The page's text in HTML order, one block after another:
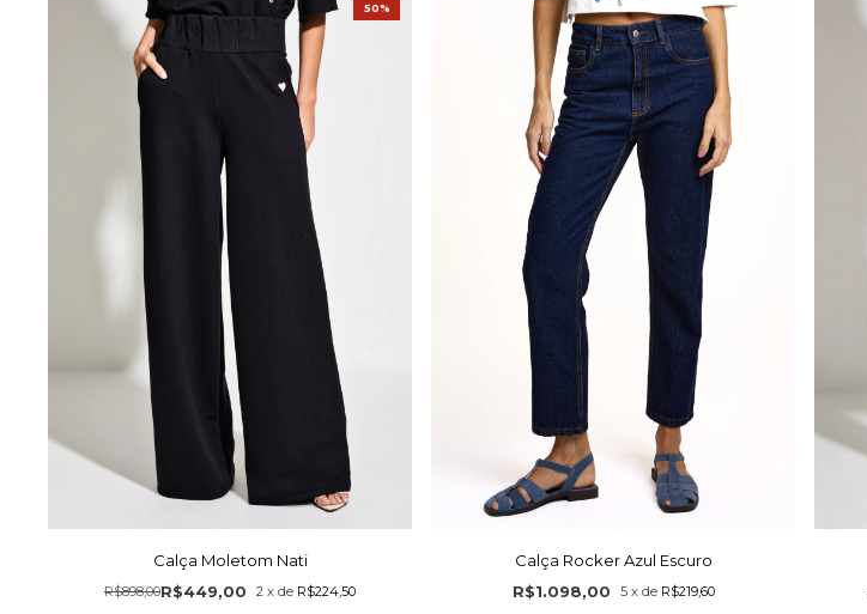
Calça Moletom Nati
R$449,00
R$898,00 2 x de R$224,50
50%
Calça Rocker Azul Escuro
R$1.098,00
5 x de R$219,60